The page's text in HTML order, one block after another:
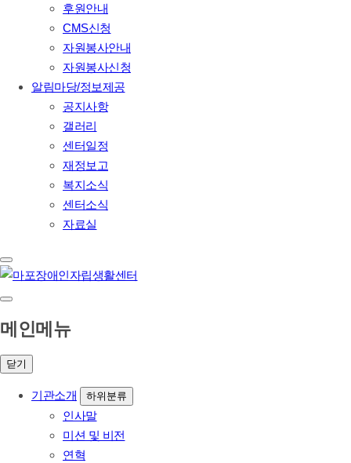
후원안내
CMS신청
자원봉사안내
자원봉사신청
알림마당/정보제공
공지사항
갤러리
센터일정
재정보고
복지소식
센터소식
자료실
메인메뉴
닫기
기관소개 하위분류
인사말
미션 및 비전
연혁